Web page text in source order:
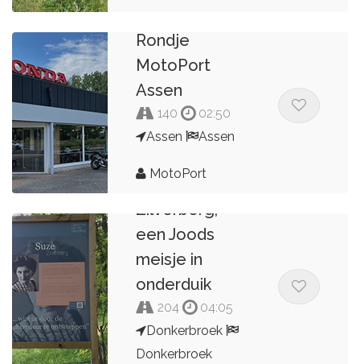
Rondje
MotoPort
Assen
140
02:50
Assen
Assen
MotoPort
Suze
Zilverberg,
een Joods
meisje in
onderduik
204
04:05
Donkerbroek
Donkerbroek